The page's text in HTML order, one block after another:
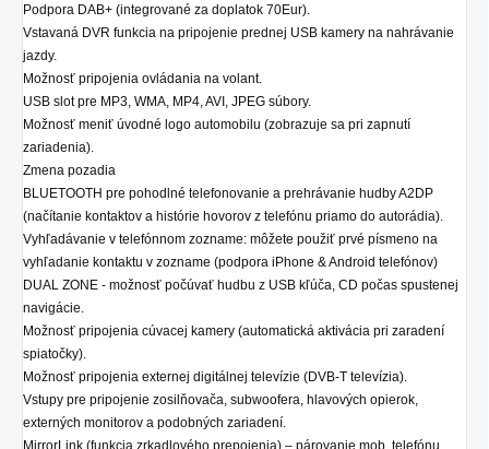
Podpora DAB+ (integrované za doplatok 70Eur).
Vstavaná DVR funkcia na pripojenie prednej USB kamery na nahrávanie
jazdy.
Možnosť pripojenia ovládania na volant.
USB slot pre MP3, WMA, MP4, AVI, JPEG súbory.
Možnosť meniť úvodné logo automobilu (zobrazuje sa pri zapnutí
zariadenia).
Zmena pozadia
BLUETOOTH pre pohodlné telefonovanie a prehrávanie hudby A2DP
(načítanie kontaktov a histórie hovorov z telefónu priamo do autorádia).
Vyhľadávanie v telefónnom zozname: môžete použiť prvé písmeno na
vyhľadanie kontaktu v zozname (podpora iPhone & Android telefónov)
DUAL ZONE - možnosť počúvať hudbu z USB kľúča, CD počas spustenej
navigácie.
Možnosť pripojenia cúvacej kamery (automatická aktivácia pri zaradení
spiatočky).
Možnosť pripojenia externej digitálnej televízie (DVB-T televízia).
Vstupy pre pripojenie zosilňovača, subwoofera, hlavových opierok,
externých monitorov a podobných zariadení.